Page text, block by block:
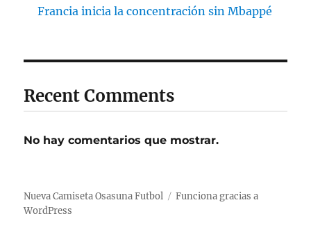
Francia inicia la concentración sin Mbappé
Recent Comments
No hay comentarios que mostrar.
Nueva Camiseta Osasuna Futbol
Funciona gracias a
WordPress